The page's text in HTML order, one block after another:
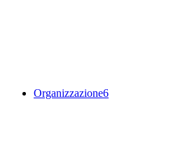
Organizzazione6